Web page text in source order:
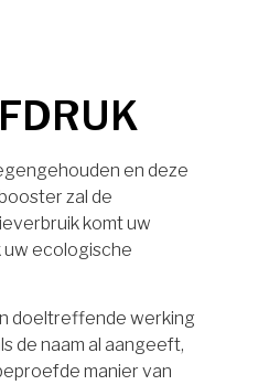
en deze
zal de
komt uw
uw ecologische
doeltreffende werking
de naam al aangeeft,
manier van